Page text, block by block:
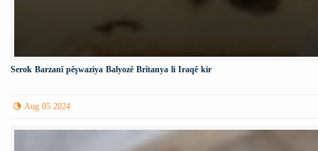
Serok Barzanî pêşwaziya Balyozê Brîtanya li Iraqê kir
Aug 05 2024